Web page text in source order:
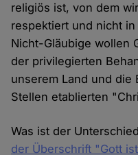
religiös ist, von dem
respektiert und nicht
Nicht-Gläubige wollen
der privilegierten
unserem Land und die
Stellen etablierten
Was ist der
der Überschrift "Gott